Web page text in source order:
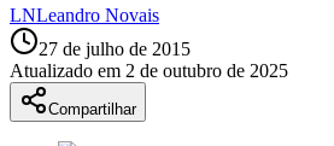
LNLeandro Novais
27 de julho de 2015
Atualizado em 2 de outubro de 2025
Compartilhar